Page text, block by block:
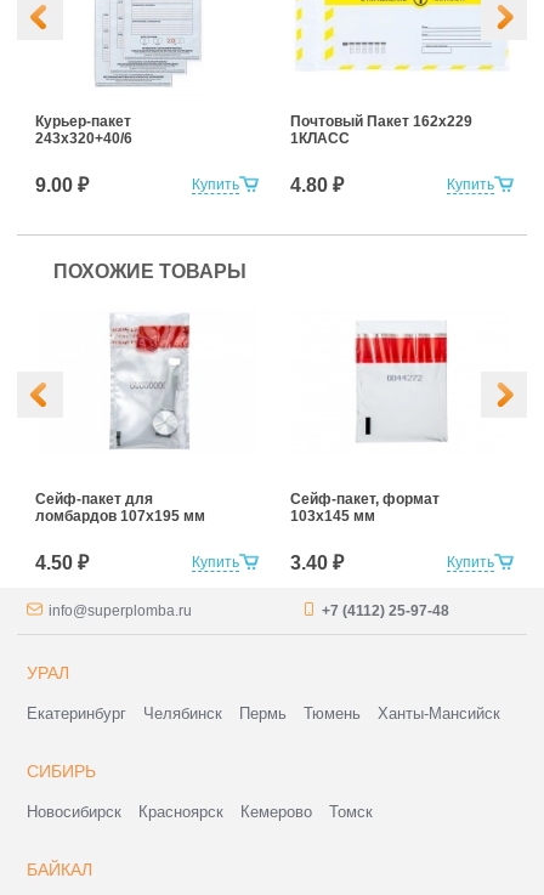
Купить
Курьер-пакет
243х320+40/6
9.00 ₽ Купить
Почтовый Пакет 162х229
1КЛАСС
4.80 ₽
ПОХОЖИЕ ТОВАРЫ
Купить
Сейф-пакет для
ломбардов 107х195 мм
4.50 ₽ Купить
Сейф-пакет, формат
103х145 мм
3.40 ₽
info@superplomba.ru +7 (4112) 25-97-48
УРАЛ
Екатеринбург Челябинск Пермь Тюмень Ханты-Мансийск
СИБИРЬ
Новосибирск Красноярск Кемерово Томск
БАЙКАЛ